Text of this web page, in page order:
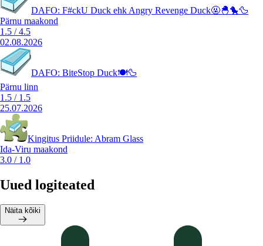
DAFO: F#ckU Duck ehk Angry Revenge Duck🤬🐣🐤🦆
Pärnu maakond
1.5 /4.5
02.08.2026
DAFO: BiteStop Duck🍽️🦆
Pärnu linn
1.5 / 1.5
25.07.2026
Kingitus Priidule: Abram Glass
Ida-Viru maakond
3.0 / 1.0
Uued logiteated
Näita kõiki